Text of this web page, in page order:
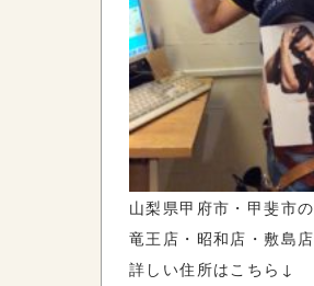
山梨県甲府市・甲斐市
竜王店・昭和店・敷島
詳しい住所はこちら↓